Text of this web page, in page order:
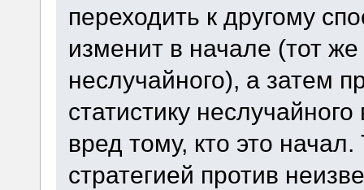
переходить к другому
изменит в начале (тот
неслучайного), а затем
статистику
вред тому, кто это
стратегией против